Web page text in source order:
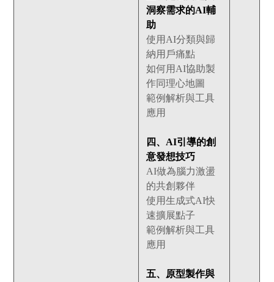
洞察需求的AI輔
助
使用AI分類與歸
納用戶痛點
如何用AI協助製
作同理心地圖
範例解析與工具
應用
四、AI引導的創
意發想技巧
AI做為腦力激盪
的共創夥伴
使用生成式AI快
速擴展點子
範例解析與工具
應用
五、原型製作與